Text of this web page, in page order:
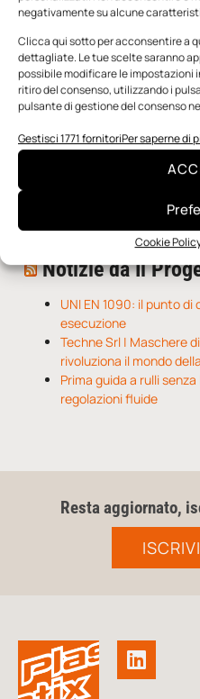
negativamente su alcune
Clicca qui sotto per acconsentire a
dettagliate. Le tue scelte saranno
possibile modificare le impostazioni
ritiro del consenso, utilizzando i
pulsante di gestione del consenso
Gestisci 1771 fornitoriPer saperne di
Cookie
n.5 - Giugno 2026 n.4 -
Edicola Web
Notizie da
I nanonastri di grafene
Una nuova mano
O-Ring, tecnica e
Notizie da Il
UNI EN 1090: il punto
esecuzione
Techne Srl | Maschere
rivoluziona il mondo
Prima guida a rulli
regolazioni fluide
Resta aggiornato,